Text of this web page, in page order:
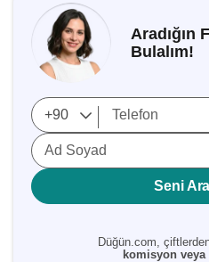
Aradığın
Bulalım!
Ad Soyad
Seni
Düğün.com,
komisyon